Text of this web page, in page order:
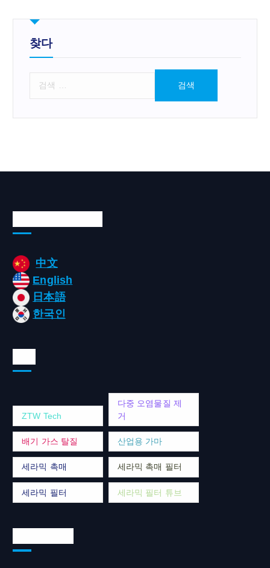
찾다
中文
English
日本語
한국인
ZTW Tech
다중 오염물질 제
거
배기 가스 탈질 산업용 가마
세라믹 촉매 세라믹 촉매 필터
세라믹 필터 세라믹 필터 튜브